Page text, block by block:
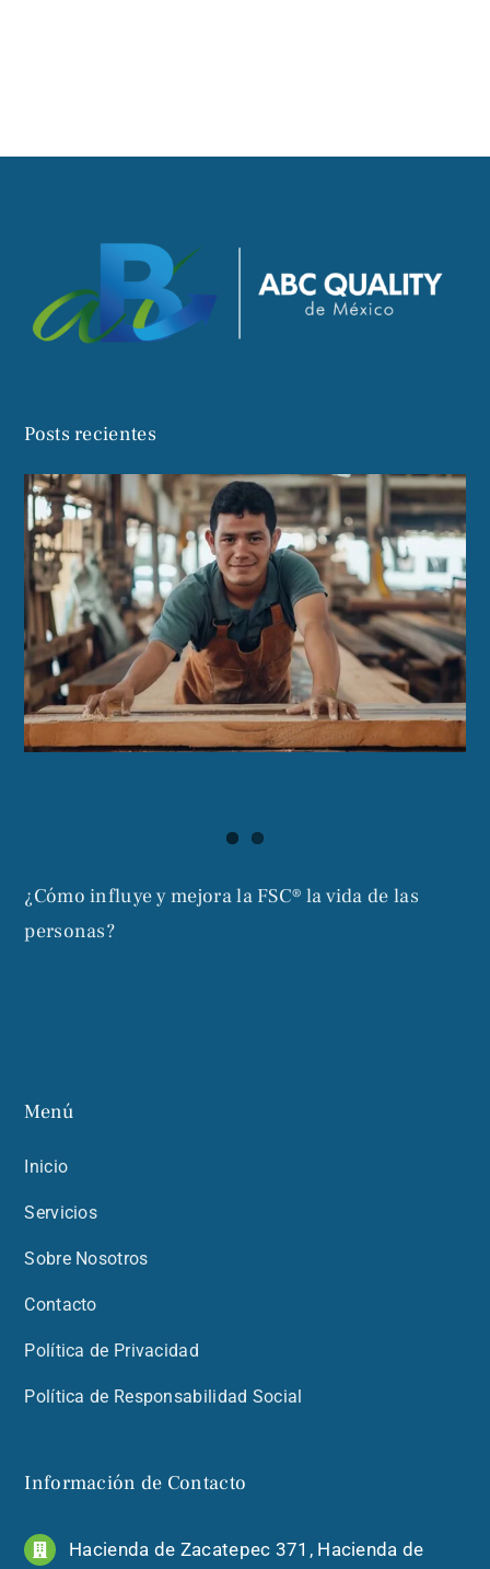
Posts recientes
¿Cómo influye y mejora la FSC® la vida de las
personas?
Menú
Inicio
Servicios
Sobre Nosotros
Contacto
Política de Privacidad
Política de Responsabilidad Social
Información de Contacto
Hacienda de Zacatepec 371, Hacienda de